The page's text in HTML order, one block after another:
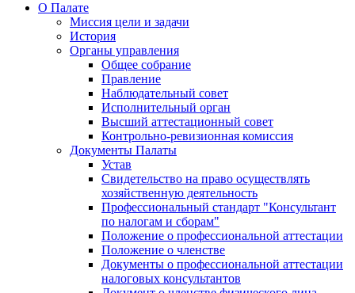
О Палате
Миссия цели и задачи
История
Органы управления
Общее собрание
Правление
Наблюдательный совет
Исполнительный орган
Высший аттестационный совет
Контрольно-ревизионная комиссия
Документы Палаты
Устав
Свидетельство на право осуществлять
хозяйственную деятельность
Профессиональный стандарт "Консультант
по налогам и сборам"
Положение о профессиональной аттестации
Положение о членстве
Документы о профессиональной аттестации
налоговых консультантов